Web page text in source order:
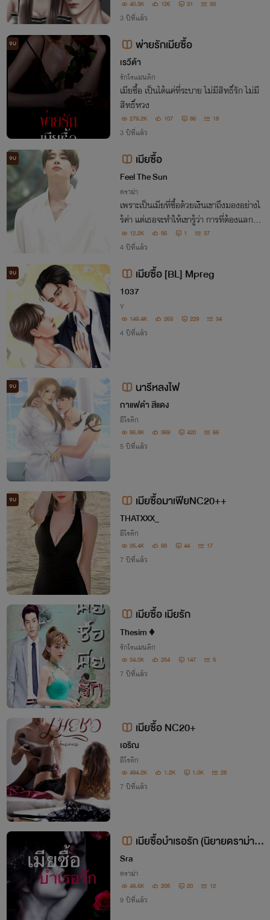
ย 40.3K 126 31 33
3 ปีที่แล้ว
จบ พ่ายรักเมียซื้อ
เรวีต้า
รักโรแมนติก
เมียซื้อ เป็นได้แค่ที่ระบาย ไม่มีสิทธิ์รัก ไม่มี
สิทธิ์หวง
279.2K 107 86 18
3 ปีที่แล้ว
จบ เมียซื้อ
Feel The Sun
ดราม่า
เพราะเป็นเมียที่ซื้อด้วยเงินเขาถึงมองอย่างไ
ร้ค่า แต่เธอจะทำให้เขารู้ว่า การที่ต้องแลกมา
ด้วยเงินนี่แหละ ถึงจะเรียกว่าของมีค่า
12.2K 56 1 37
4 ปีที่แล้ว
จบ เมียซื้อ [BL] Mpreg
1037
Y
149.4K 263 229 34
4 ปีที่แล้ว
จบ นารีหลงไฟ
กาแฟดำ สีแดง
อีโรติก
86.8K 369 420 66
5 ปีที่แล้ว
จบ เมียซื้อมาเฟียNC20++
THATXXX_
อีโรติก
35.4K 93 44 17
7 ปีที่แล้ว
เมียซื้อ เมียรัก
Thesim ♦
รักโรแมนติก
34.0K 254 147 5
7 ปีที่แล้ว
เมียซื้อ NC20+
เอริณ
อีโรติก
494.2K 1.2K 1.0K 28
7 ปีที่แล้ว
เมียซื้อบำเรอรัก (นิยายดราม่า+
อิโรติก)
Sra
ดราม่า
49.6K 205 20 12
9 ปีที่แล้ว